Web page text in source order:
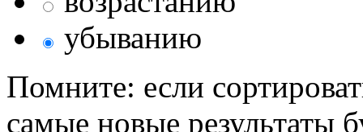
убыванию
Помните: если
самые новые результаты